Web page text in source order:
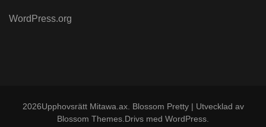
WordPress.org
2026Upphovsrätt Mitawa.ax. Blossom Pretty | Utvecklad av
Blossom Themes .Drivs med WordPress